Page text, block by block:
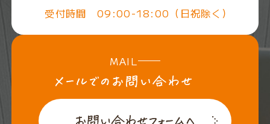
受付時間 09:00-18:00（日祝除く）
MAIL